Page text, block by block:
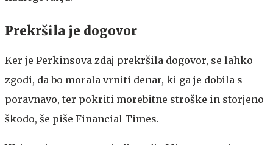
Prekršila je dogovor
Ker je Perkinsova zdaj prekršila dogovor, se lahko
zgodi, da bo morala vrniti denar, ki ga je dobila s
poravnavo, ter pokriti morebitne stroške in storjeno
škodo, še piše Financial Times.